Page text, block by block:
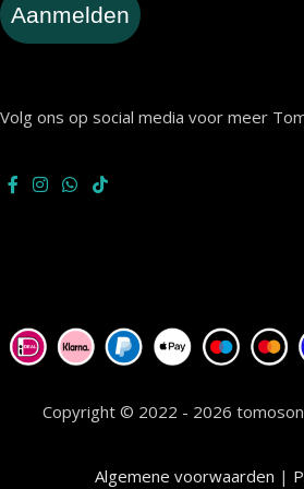
Aanmelden
Volg ons op social media voor meer
Copyright © 2022 - 2026
Algemene voorwaarden |